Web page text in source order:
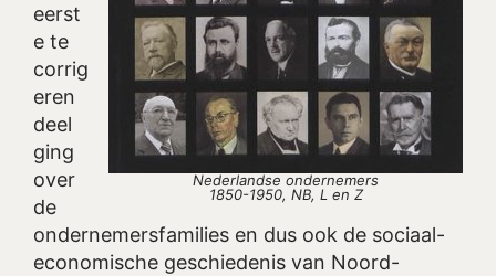
Nederlandse ondernemers
1850-1950, NB, L en Z
eerst
e te
corrig
eren
deel
ging
over
de
ondernemersfamilies en dus ook de sociaal-
economische geschiedenis van Noord-